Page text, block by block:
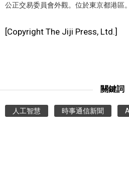
醫療健康
語言
公正交易委員會外觀。位於東京都港區
[Copyright The Jiji Press, Ltd.]
關鍵詞
人工智慧 時事通信新聞 AI